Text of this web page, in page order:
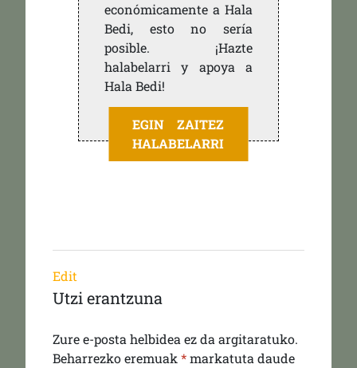
económicamente a Hala
Bedi, esto no sería
posible. ¡Hazte
halabelarri y apoya a
Hala Bedi!
EGIN ZAITEZ
HALABELARRI
Edit
Utzi erantzuna
Zure e-posta helbidea ez da argitaratuko.
Beharrezko eremuak *markatuta daude